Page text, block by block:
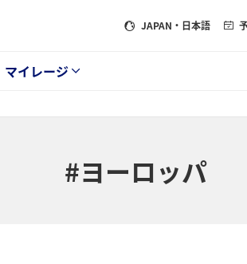
JAPAN ・日本語
マイレージ
#ヨーロッパ